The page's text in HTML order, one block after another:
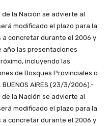
la Nación se advierte al
modificado el plazo para la
concretar durante el 2006 y
año las presentaciones
incluyendo las
de Bosques Provinciales o
BUENOS AIRES (23/3/2006).-
la Nación se advierte al
modificado el plazo para la
concretar durante el 2006 y